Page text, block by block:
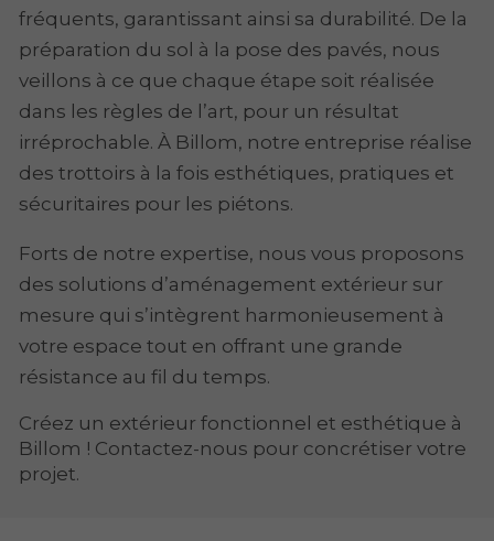
fréquents, garantissant ainsi sa durabilité. De la
préparation du sol à la pose des pavés, nous
veillons à ce que chaque étape soit réalisée
dans les règles de l’art, pour un résultat
irréprochable. À Billom, notre entreprise réalise
des trottoirs à la fois esthétiques, pratiques et
sécuritaires pour les piétons.
Forts de notre expertise, nous vous proposons
des solutions d’aménagement extérieur sur
mesure qui s’intègrent harmonieusement à
votre espace tout en offrant une grande
résistance au fil du temps.
Créez un extérieur fonctionnel et esthétique à
Billom ! Contactez-nous pour concrétiser votre
projet.